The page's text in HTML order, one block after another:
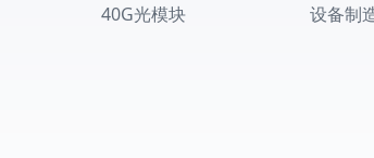
40G光模块
设备制